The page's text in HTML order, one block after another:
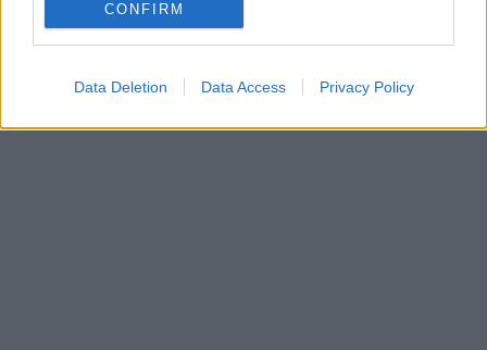
CONFIRM
Data Deletion Data Access Privacy Policy